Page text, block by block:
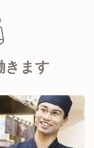
進してまいります。
きます